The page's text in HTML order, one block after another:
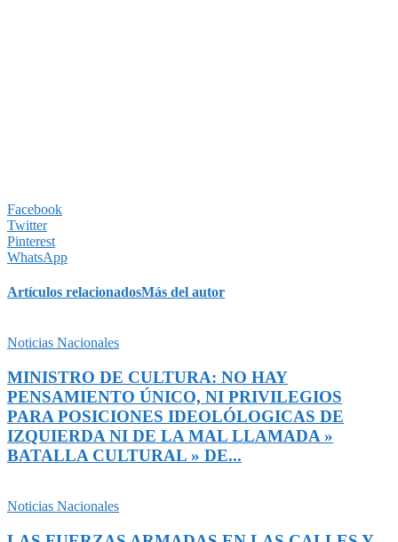
Facebook
Twitter
Pinterest
WhatsApp
Artículos relacionadosMás del autor
Noticias Nacionales
MINISTRO DE CULTURA: NO HAY
PENSAMIENTO ÚNICO, NI PRIVILEGIOS
PARA POSICIONES IDEOLÓLOGICAS DE
IZQUIERDA NI DE LA MAL LLAMADA »
BATALLA CULTURAL » DE...
Noticias Nacionales